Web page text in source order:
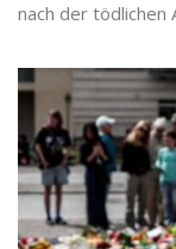
nach der tödlichen